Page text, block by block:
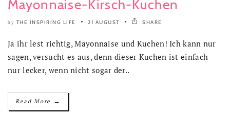
Mayonnaise-Kirsch-Kuchen
by THE INSPIRING LIFE 21 AUGUST SHARE
Ja ihr lest richtig, Mayonnaise und Kuchen! Ich kann nur
sagen, versucht es aus, denn dieser Kuchen ist einfach
nur lecker, wenn nicht sogar der..
Read More →